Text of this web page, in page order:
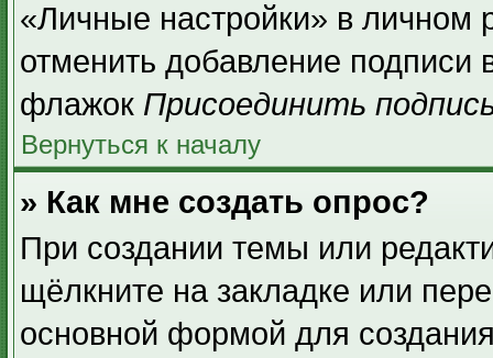
«Личные настройки» в личном
отменить добавление
флажок Присоединить
Вернуться к началу
» Как мне создать опрос?
При создании темы или
щёлкните на закладке или
основной формой для